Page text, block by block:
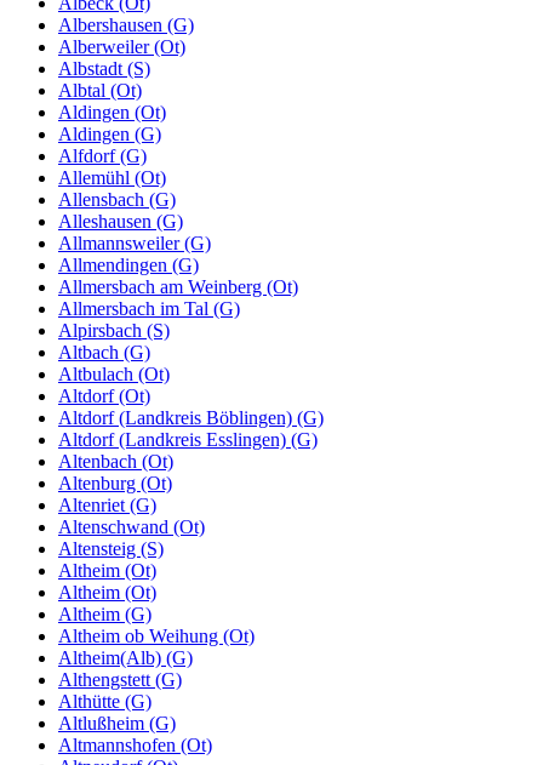
Albershausen (G)
Alberweiler (Ot)
Albstadt (S)
Albtal (Ot)
Aldingen (Ot)
Aldingen (G)
Alfdorf (G)
Allemühl (Ot)
Allensbach (G)
Alleshausen (G)
Allmannsweiler (G)
Allmendingen (G)
Allmersbach am Weinberg (Ot)
Allmersbach im Tal (G)
Alpirsbach (S)
Altbach (G)
Altbulach (Ot)
Altdorf (Ot)
Altdorf (Landkreis Böblingen) (G)
Altdorf (Landkreis Esslingen) (G)
Altenbach (Ot)
Altenburg (Ot)
Altenriet (G)
Altenschwand (Ot)
Altensteig (S)
Altheim (Ot)
Altheim (Ot)
Altheim (G)
Altheim ob Weihung (Ot)
Altheim(Alb) (G)
Althengstett (G)
Althütte (G)
Altlußheim (G)
Altmannshofen (Ot)